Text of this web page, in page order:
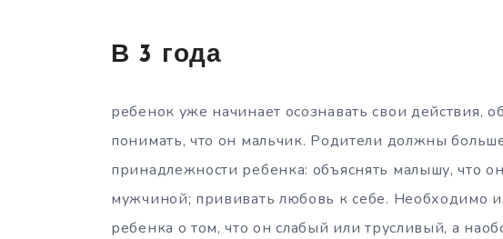
В 3 года
ребенок уже начинает осознавать свои действия,
понимать, что он мальчик. Родители должны
принадлежности ребенка: объяснять малышу, что
мужчиной; прививать любовь к себе. Необходимо
ребенка о том, что он слабый или трусливый, а